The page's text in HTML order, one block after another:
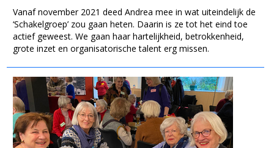
Vanaf november 2021 deed Andrea mee in wat uiteindelijk de
‘Schakelgroep’ zou gaan heten. Daarin is ze tot het eind toe
actief geweest. We gaan haar hartelijkheid, betrokkenheid,
grote inzet en organisatorische talent erg missen.